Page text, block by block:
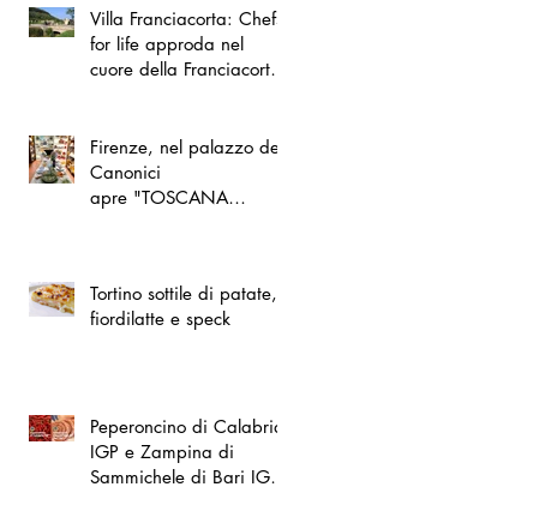
Villa Franciacorta: Chefs
for life approda nel
cuore della Franciacorta,
Firenze, nel palazzo dei
Canonici
apre "TOSCANA
Tortino sottile di patate,
fiordilatte e speck
Peperoncino di Calabria
IGP e Zampina di
Sammichele di Bari IGP